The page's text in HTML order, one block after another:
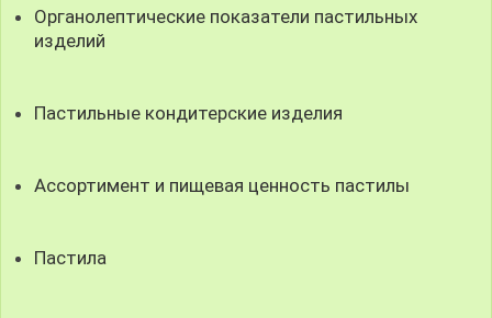
Органолептические показатели пастильных
изделий
Пастильные кондитерские изделия
Ассортимент и пищевая ценность пастилы
Пастила